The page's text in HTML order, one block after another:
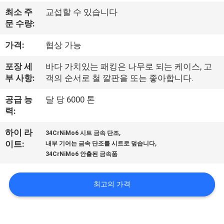
사
개
장
여
행
품
최소 주
문 수량:
교섭할 수 있습니다
가격: 협상 가능
포장 세
부 사항:
바다 가치있는 패킹은 나무로 되는 케이스, 고
객의 순서로 철 깔판을 또는 좋아합니다.
공급 능
력:
달 당 6000 톤
하이 라
이트:
34CrNiMo6 시트 금속 단조,
내부 기어는 금속 단조를 시트로 덮습니다,
34CrNiMo6 안출된 금속품
최고의 가격